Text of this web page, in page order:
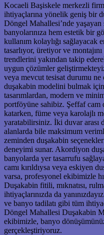
Kocaeli Başiskele merkezli
ihtiyaçlarına yönelik geniş bir
Döngel Mahallesi’nde
banyolarınıza hem estetik bir
kullanım kolaylığı sağlayacak
tasarlıyor, üretiyor ve
trendlerini yakından takip
uygun çözümler
veya mevcut tesisat durumu
duşakabin modelini bulmak
tasarımlardan, modern ve
portföyüne sahibiz. Şeffaf cam
katarken, füme veya karolajlı
yaratabilirsiniz. İki duvar arası
alanlarda bile maksimum
zeminden duşakabin
deneyimi sunar. Akordiyon
banyolarda yer tasarrufu
camı kırıldıysa veya eskiyen
varsa, profesyonel ekibimizle
Duşakabin fitili, mıknatısı,
ihtiyaçlarınızda da
ve banyo tadilatı gibi tüm
Döngel Mahallesi Duşakabin
ekibimizle, banyo
gerçekleştiriyoruz.